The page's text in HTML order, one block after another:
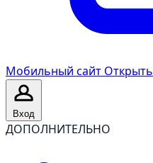
Мобильный сайт Открыть
Вход
ДОПОЛНИТЕЛЬНО